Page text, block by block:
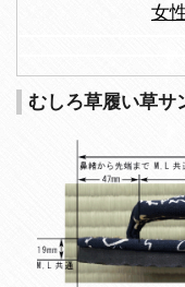
女
むしろ草履い草サ